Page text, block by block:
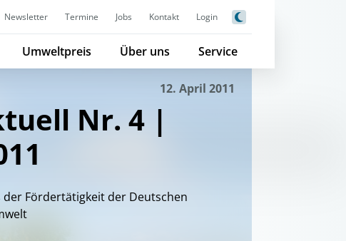
Newsletter Termine Jobs Kontakt Login
Umweltpreis Über uns Service
12. April 2011
Nr. 4 |
Fördertätigkeit der Deutschen